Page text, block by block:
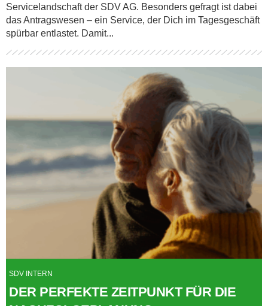
Servicelandschaft der SDV AG. Besonders gefragt ist dabei
das Antragswesen – ein Service, der Dich im Tagesgeschäft
spürbar entlastet. Damit...
SDV INTERN
DER PERFEKTE ZEITPUNKT FÜR DIE